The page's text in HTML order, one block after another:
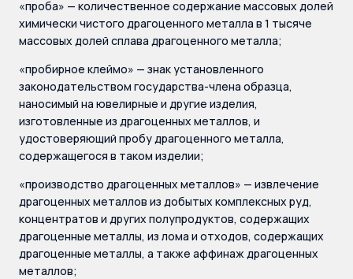
«проба» — количественное содержание массовых долей
химически чистого драгоценного металла в 1 тысяче
массовых долей сплава драгоценного металла;
«пробирное клеймо» — знак установленного
законодательством государства-члена образца,
наносимый на ювелирные и другие изделия,
изготовленные из драгоценных металлов, и
удостоверяющий пробу драгоценного металла,
содержащегося в таком изделии;
«производство драгоценных металлов» — извлечение
драгоценных металлов из добытых комплексных руд,
концентратов и других полупродуктов, содержащих
драгоценные металлы, из лома и отходов, содержащих
драгоценные металлы, а также аффинаж драгоценных
металлов;